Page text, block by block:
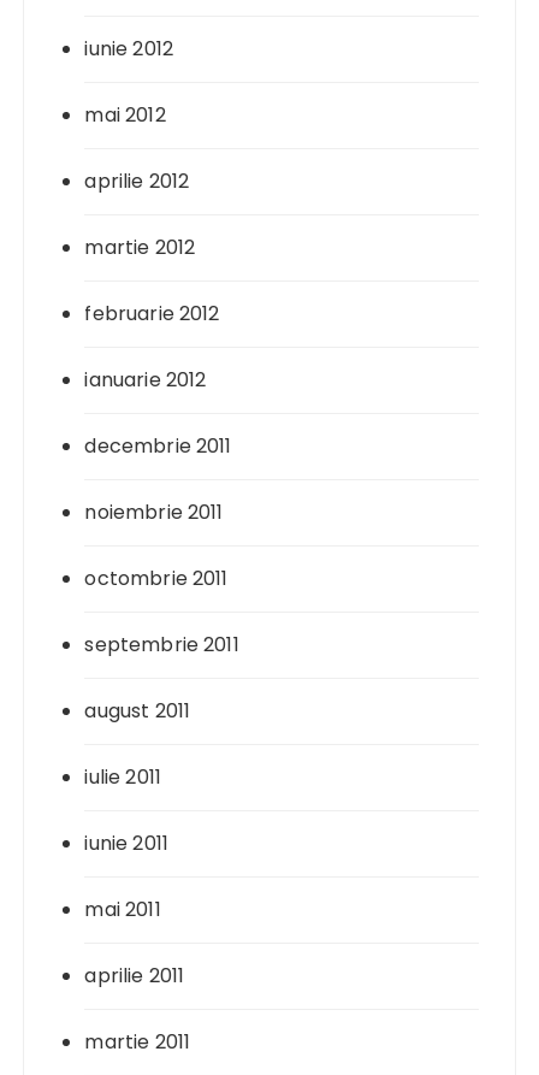
iunie 2012
mai 2012
aprilie 2012
martie 2012
februarie 2012
ianuarie 2012
decembrie 2011
noiembrie 2011
octombrie 2011
septembrie 2011
august 2011
iulie 2011
iunie 2011
mai 2011
aprilie 2011
martie 2011